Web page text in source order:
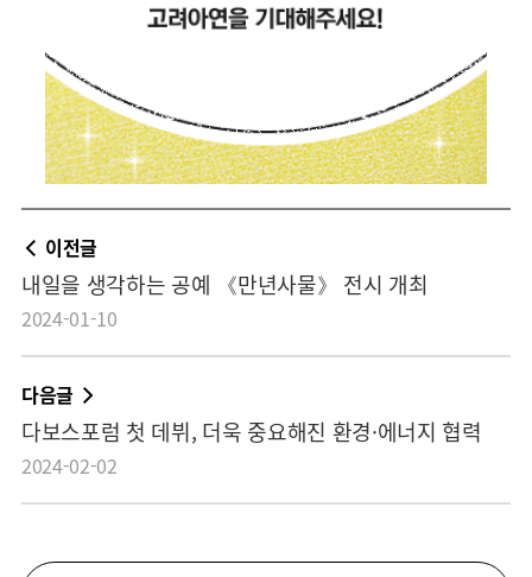
이전글
내일을 생각하는 공예 《만년사물》 전시 개최
2024-01-10
다음글
다보스포럼 첫 데뷔, 더욱 중요해진 환경·에너지 협력
2024-02-02